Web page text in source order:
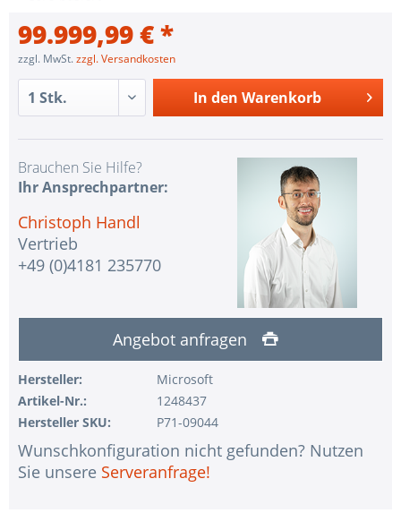
99.999,99 € *
zzgl. MwSt.zzgl. Versandkosten
In den Warenkorb
Brauchen Sie Hilfe?
Ihr Ansprechpartner:
Christoph Handl
Vertrieb
+49 (0)4181 235770
Angebot anfragen
Hersteller:
Microsoft
Artikel-Nr.:
1248437
Hersteller SKU:
P71-09044
Wunschkonfiguration nicht gefunden? Nutzen
Sie unsere Serveranfrage!